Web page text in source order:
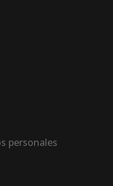
personales